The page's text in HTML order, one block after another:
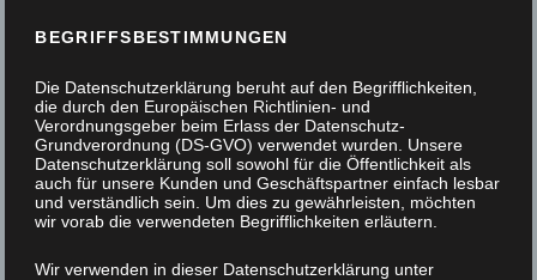
BIBLIOTHEK
MIT
SCHIEBELEITER
BEGRIFFSBESTIMMUNGEN
Die Datenschutzerklärung beruht auf den Begrifflichkeiten,
die durch den Europäischen Richtlinien- und
Verordnungsgeber beim Erlass der Datenschutz-
Grundverordnung (DS-GVO) verwendet wurden. Unsere
Datenschutzerklärung soll sowohl für die Öffentlichkeit als
auch für unsere Kunden und Geschäftspartner einfach lesbar
und verständlich sein. Um dies zu gewährleisten, möchten
wir vorab die verwendeten Begrifflichkeiten erläutern.
Wir verwenden in dieser Datenschutzerklärung unter